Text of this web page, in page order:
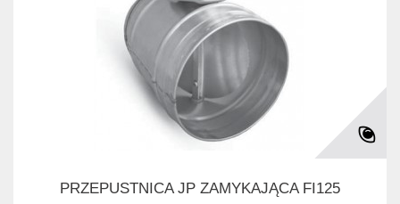
PRZEPUSTNICA JP ZAMYKAJĄCA FI125